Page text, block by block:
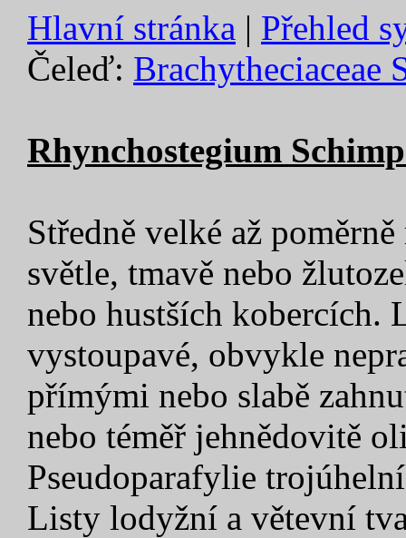
Hlavní stránka | Přehled
Čeleď: Brachytheciaceae
Rhynchostegium
Středně velké až
světle, tmavě nebo
nebo hustších kobercích.
vystoupavé, obvykle
přímými nebo slabě
nebo téměř jehnědovitě
Pseudoparafylie
Listy lodyžní a větevní